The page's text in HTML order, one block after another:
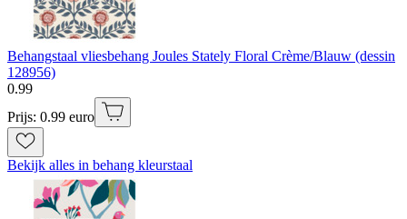
Behangstaal vliesbehang Joules Stately Floral Crème/Blauw (dessin
128956)
0.99
Prijs: 0.99 euro
Bekijk alles in behang kleurstaal